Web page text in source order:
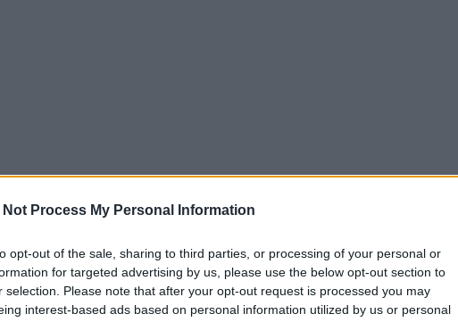
Not Process My Personal Information
opt-out of the sale, sharing to third parties, or processing of your personal or
for targeted advertising by us, please use the below opt-out section to
selection. Please note that after your opt-out request is processed you may
interest-based ads based on personal information utilized by us or personal